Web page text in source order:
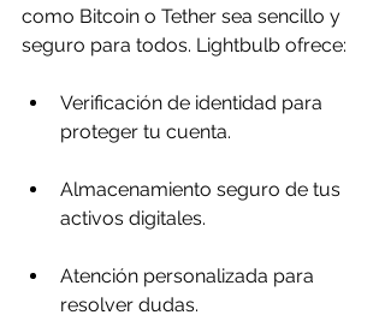
como Bitcoin o Tether sea sencillo y
seguro para todos. Lightbulb ofrece:
Verificación de identidad para
proteger tu cuenta.
Almacenamiento seguro de tus
activos digitales.
Atención personalizada para
resolver dudas.